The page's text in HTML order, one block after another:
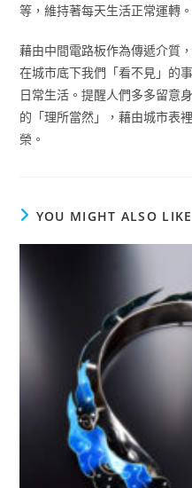
等，維持著每天生活正常運轉。
藉由中間電路板作為傳遞介質
在城市底下我們「看不見」的
日常生活。提醒人們多多留意
的「理所當然」，藉由城市表
榮。
YOU MIGHT ALSO LIKE